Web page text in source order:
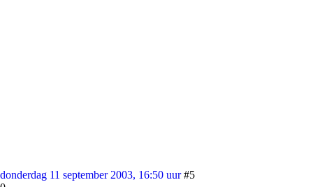
donderdag 11 september 2003, 16:50 uur #5